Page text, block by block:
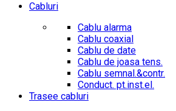
Cabluri
Cablu alarma
Cablu coaxial
Cablu de date
Cablu de joasa tens.
Cablu semnal.&contr.
Conduct. pt.inst.el.
Trasee cabluri